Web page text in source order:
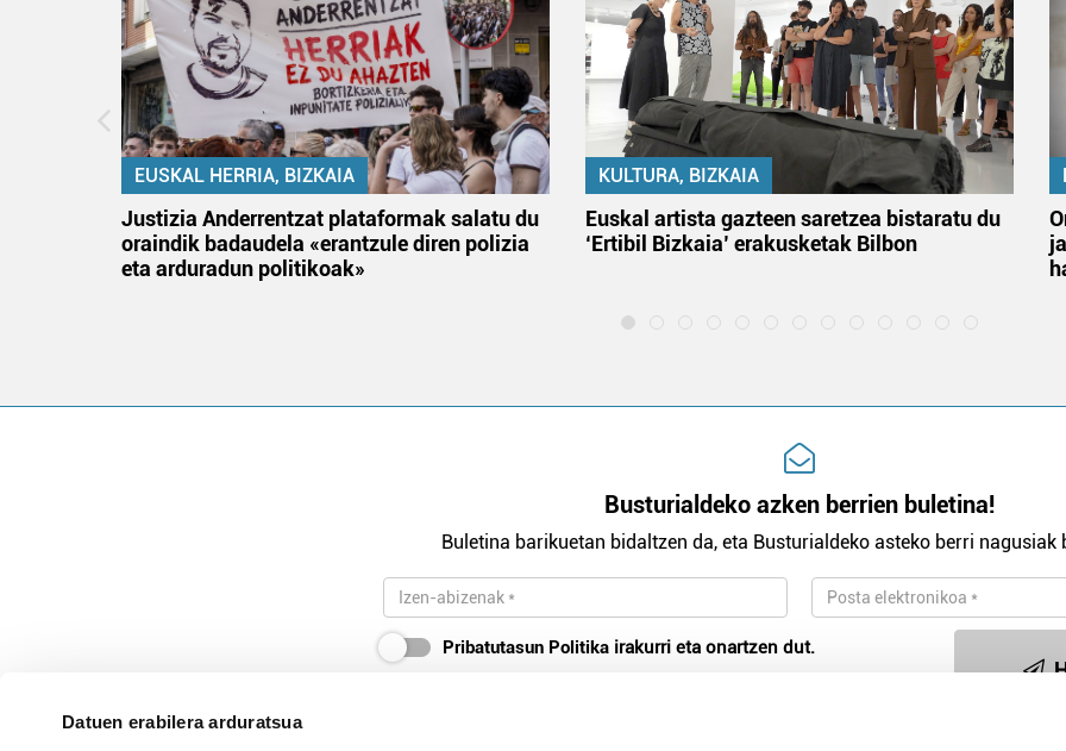
Datuen erabilera arduratsua
EUSKAL HERRIA, BIZKAIA
Justizia Anderrentzat plataformak salatu du
oraindik badaudela «erantzule diren polizia
eta arduradun politikoak»
KULTURA, BIZKAIA
Euskal artista gazteen saretzea bistaratu du
‘Ertibil Bizkaia’ erakusketak Bilbon
Busturialdeko azken berrien buletina!
Buletina barikuetan bidaltzen da, eta Busturialdeko asteko berri nagusiak
Pribatutasun Politika irakurri eta onartzen dut.